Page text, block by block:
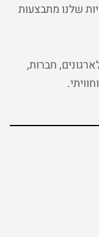
חברות,